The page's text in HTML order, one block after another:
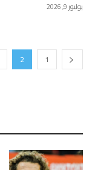
يوليوز 9, 2026
1
2